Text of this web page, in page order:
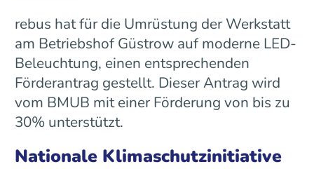
rebus hat für die Umrüstung der Werkstatt
am Betriebshof Güstrow auf moderne LED-
Beleuchtung, einen entsprechenden
Förderantrag gestellt. Dieser Antrag wird
vom BMUB mit einer Förderung von bis zu
30% unterstützt.
Nationale Klimaschutzinitiative